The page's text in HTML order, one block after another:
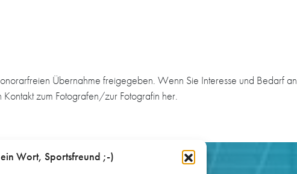
Wort, Sportsfreund ;-)
Übernahme freigegeben. Wenn Sie Interesse und Bedarf
zum Fotografen/zur Fotografin her.